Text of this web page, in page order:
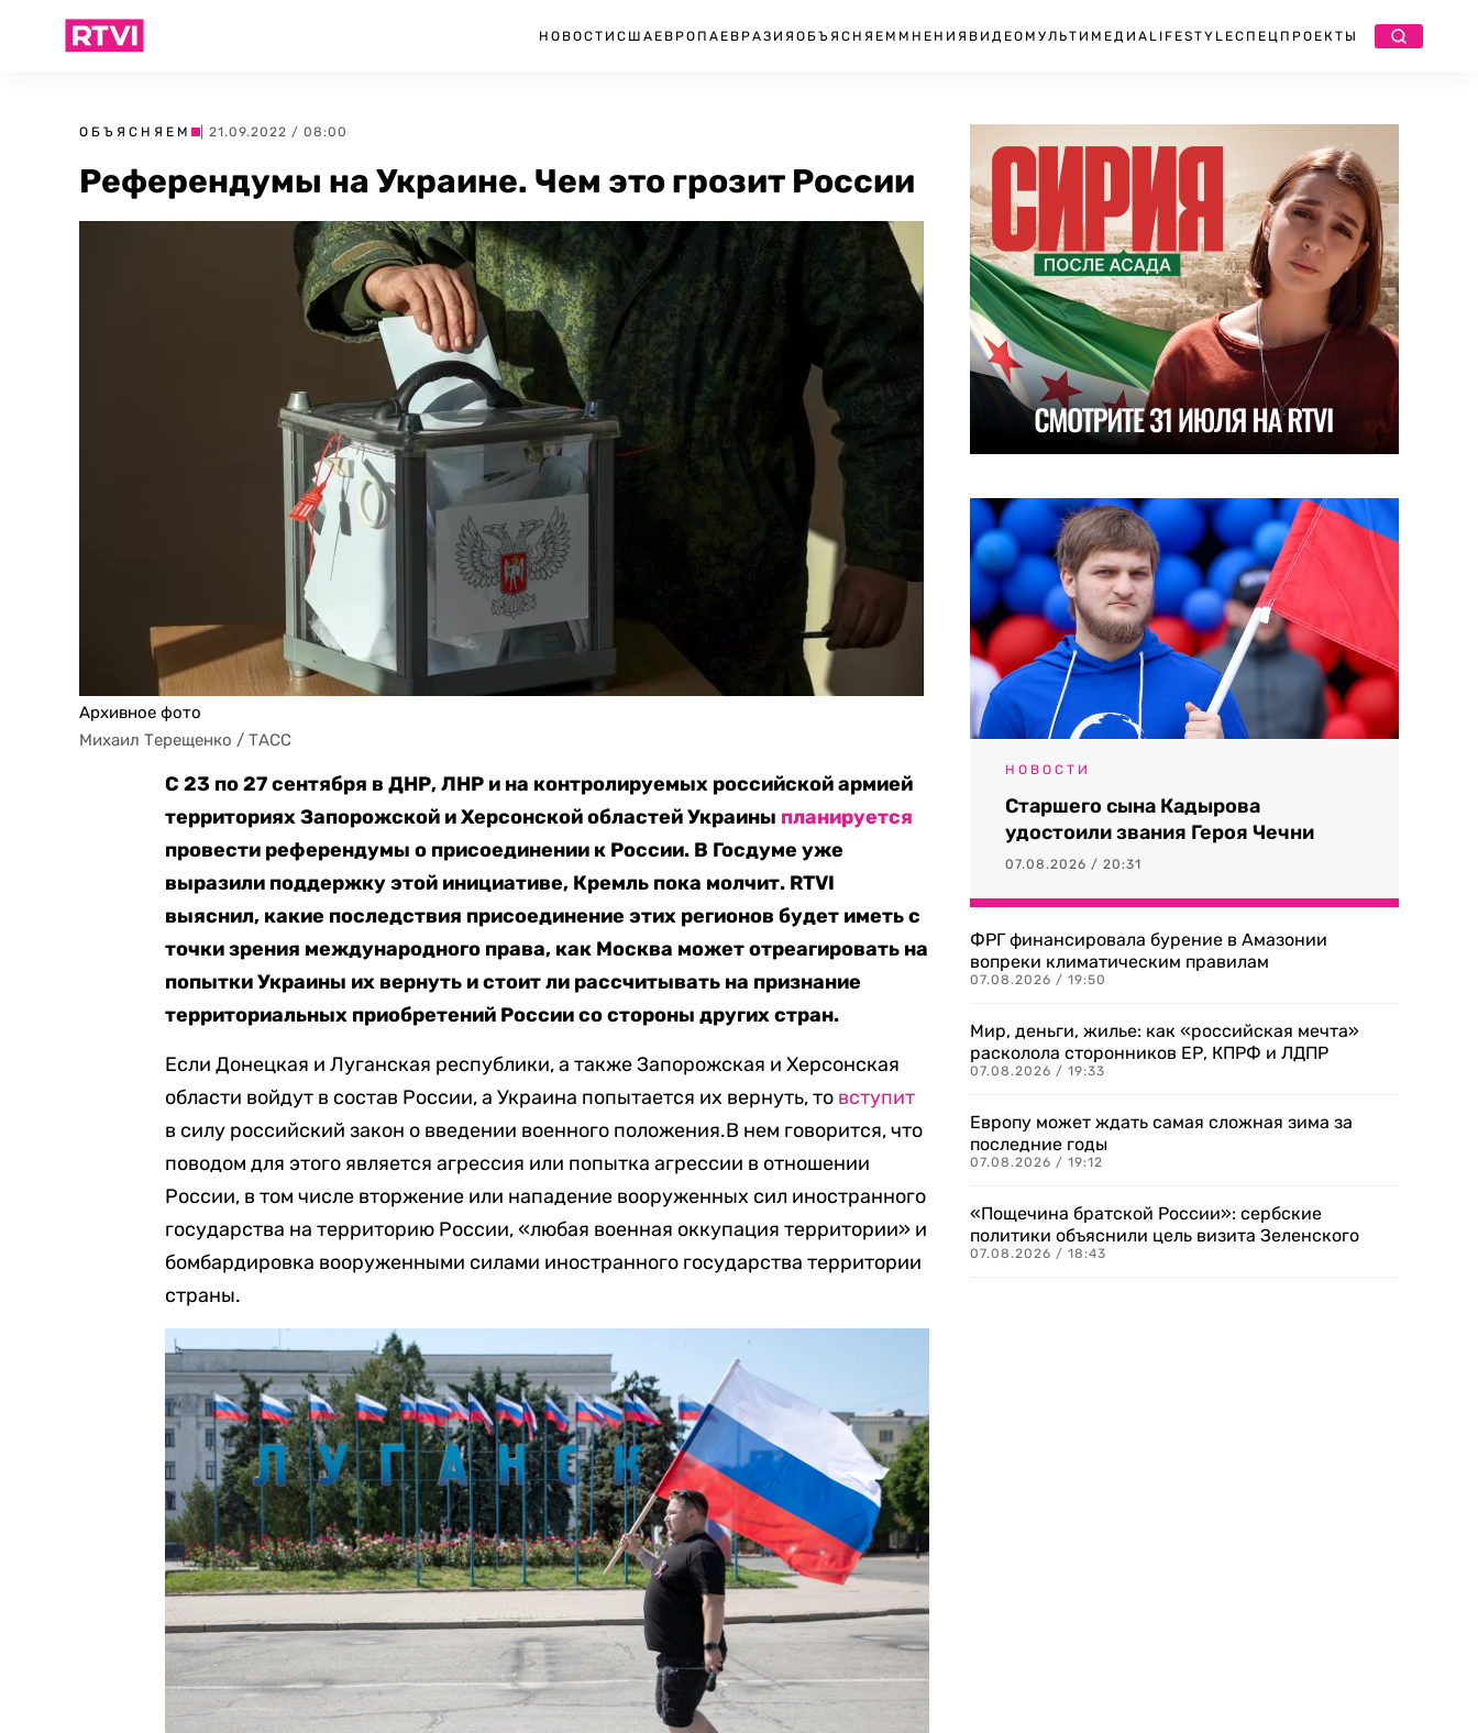
НОВОСТИ США ЕВРОПА ЕВРАЗИЯ ОБЪЯСНЯЕМ МНЕНИЯ ВИДЕО МУЛЬТИМЕДИА LIFESTYLEСПЕЦПРОЕКТЫ
ОБЪЯСНЯЕМ | 21.09.2022 / 08:00
Референдумы на Украине. Чем это грозит России
Архивное фото
Михаил Терещенко / ТАСС
С 23 по 27 сентября в ДНР, ЛНР и на контролируемых российской армией
территориях Запорожской и Херсонской областей Украины планируется
провести референдумы о присоединении к России. В Госдуме уже
выразили поддержку этой инициативе, Кремль пока молчит. RTVI
выяснил, какие последствия присоединение этих регионов будет иметь с
точки зрения международного права, как Москва может отреагировать на
попытки Украины их вернуть и стоит ли рассчитывать на признание
территориальных приобретений России со стороны других стран.
Если Донецкая и Луганская республики, а также Запорожская и Херсонская
области войдут в состав России, а Украина попытается их вернуть, то вступит
в силу российский закон о введении военного положения.В нем говорится, что
поводом для этого является агрессия или попытка агрессии в отношении
России, в том числе вторжение или нападение вооруженных сил иностранного
государства на территорию России, «любая военная оккупация территории» и
бомбардировка вооруженными силами иностранного государства территории
страны.
НОВОСТИ
Старшего сына Кадырова
удостоили звания Героя Чечни
07.08.2026 / 20:31
ФРГ финансировала бурение в Амазонии
вопреки климатическим правилам
07.08.2026 / 19:50
Мир, деньги, жилье: как «российская мечта»
расколола сторонников ЕР, КПРФ и ЛДПР
07.08.2026 / 19:33
Европу может ждать самая сложная зима за
последние годы
07.08.2026 / 19:12
«Пощечина братской России»: сербские
политики объяснили цель визита Зеленского
07.08.2026 / 18:43